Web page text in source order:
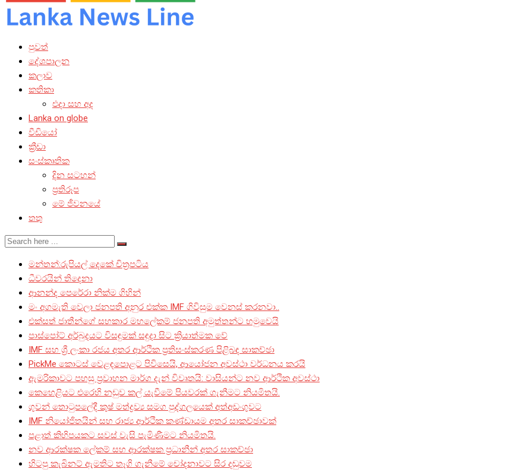
පුවත්
දේශපාලන
කලාව
කතිකා
එදා සහ අද
Lanka on globe
වීඩියෝ
ක්‍රීඩා
සංස්කෘතික
දින සටහන්
ප්‍රතිරූප
මේ ජීවනයේ
තතු
මන්තන්:රුපියල් දෙකේ චිත්‍රපටිය
ධීවරයින් තිදෙනා
ආනන්ද පෙරේරා නික්ම ගිහින්
මං අගමැති වෙලා ජනපති අනුර එක්ක IMF ගිවිසුම වෙනස් කරනවා..
එක්සත් ජාතීන්ගේ සහකාර මහලේකම් ජනපති අමුත්තන්ට හමුවෙයි
පාස්පෝට් අර්බුදයට විසඳුමක් සඳුදා සිට ක්‍රියාත්මක වේ
IMF සහ ශ්‍රී ලංකා රජය අතර ආර්ථික ප්‍රතිසංස්කරණ පිළිබඳ සාකච්ඡා
PickMe කොටස් වෙළඳපොළට පිවිසෙයි, ආයෝජන අවස්ථා වර්ධනය කරයි
ඇමරිකාවට පහසු ප්‍රවාහන මාර්ග දැන් විවෘතයි: වාසියන්ට නව ආර්ථික අවස්ථා
කෙහෙළියට එරෙහි නඩුව කල් යැවීමේ පියවරක් ගැනීමට නියමිතයි.
ගුවන් තොටුපලේදී කුෂ් මත්ද්‍රව්‍ය සමග පුද්ගලයෙක් අත්අඩංගුවට
IMF නියෝජිතයින් සහ රාජ්‍ය ආර්ථික කණ්ඩායම අතර සාකච්ඡාවක්
පළාත් කිහිපයකට සවස් වැසි පැමිණීමට නියමිතයි.
නව ආරක්ෂක ලේකම් සහ ආරක්ෂක ප්‍රධානීන් අතර සාකච්ඡා
හිටපු කැබිනට් ඇමතිට තෑගි ගැනීමේ චෝදනාවට සිර දඬුවම